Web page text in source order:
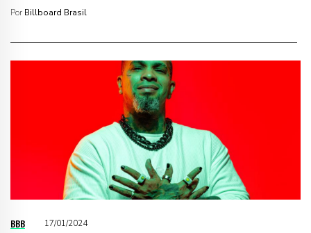
Por Billboard Brasil
BBB 17/01/2024